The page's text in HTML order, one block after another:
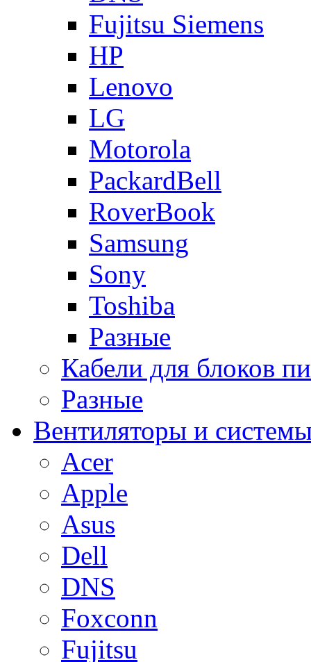
Fujitsu Siemens
HP
Lenovo
LG
Motorola
PackardBell
RoverBook
Samsung
Sony
Toshiba
Разные
Кабели для блоков
Разные
Вентиляторы и
Acer
Apple
Asus
Dell
DNS
Foxconn
Fujitsu